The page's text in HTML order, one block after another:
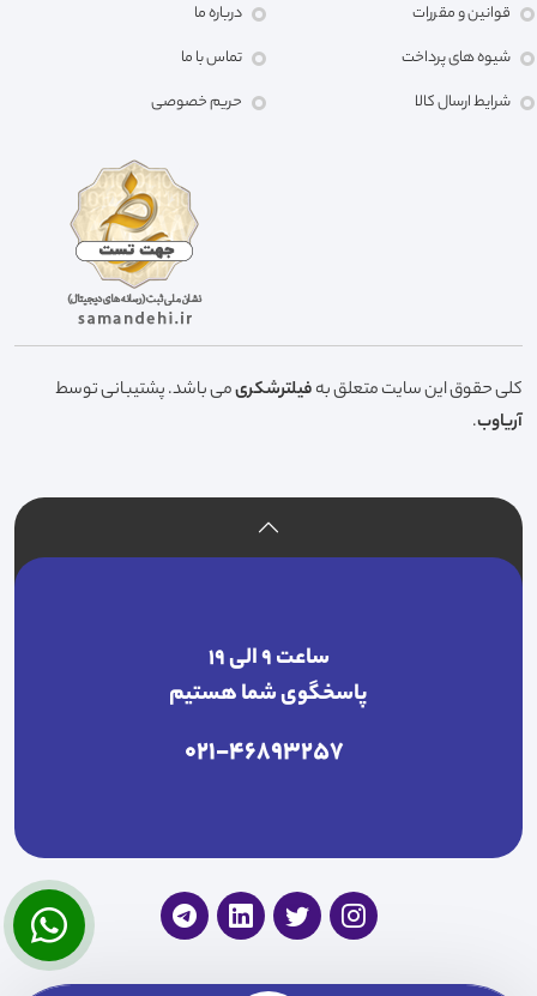
قوانین و مقررات
شیوه های پرداخت
شرایط ارسال کالا
درباره ما
تماس با ما
حریم خصوصی
کلی حقوق این سایت متعلق بهفیلترشکریمی باشد. پشتیبانی توسط
آریاوب.
ساعت ۹ الی ۱۹
پاسخگوی شما هستیم
021-46893257